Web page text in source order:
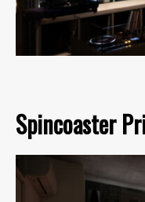
Spincoaster